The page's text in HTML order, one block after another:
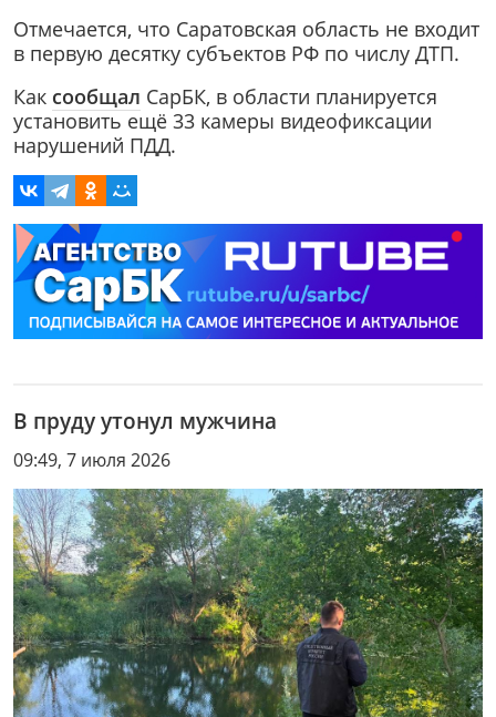
Отмечается, что Саратовская область не входит
в первую десятку субъектов РФ по числу ДТП.
Как сообщал СарБК, в области планируется
установить ещё 33 камеры видеофиксации
нарушений ПДД.
В пруду утонул мужчина
09:49, 7 июля 2026